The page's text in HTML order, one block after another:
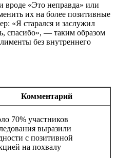
вроде «Это неправда» или
их на более позитивные
«Я старался и заслужил
спасибо», — таким образом
без внутреннего
Комментарий
70% участников
выразили
с позитивной
на похвалу